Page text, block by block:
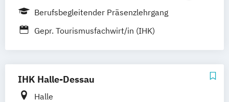
Berlin
Dresden Nürnberg
Münster
Düsseldorf Köln Mönchengladbach
Siegen Wiesbaden Frankfurt am Main
Mannheim Karlsruhe Stuttgart
Augsburg München
Berufsbegleitender Präsenzlehrgang
Gepr. Tourismusfachwirt/in (IHK)
IHK Halle-Dessau
Halle